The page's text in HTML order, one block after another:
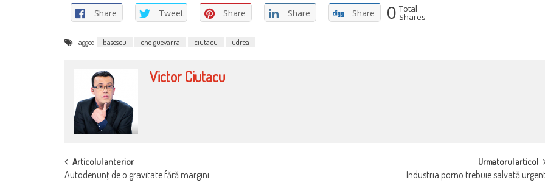
Share Tweet Share Share Share 0 Total
Shares
Tagged basescu che guevarra ciutacu udrea
Victor Ciutacu
POST
NAVIGATION
Articolul anterior
Autodenunţ de o gravitate fără margini
Urmatorul articol
Industria porno trebuie salvată